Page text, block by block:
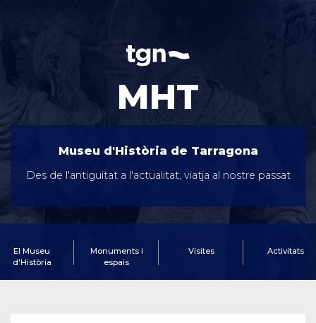
MHT
Museu d'Història de Tarragona
Des de l'antiguitat a l'actualitat, viatja al nostre passat
El Museu
d'Història
Monuments i
espais
Visites Activitats